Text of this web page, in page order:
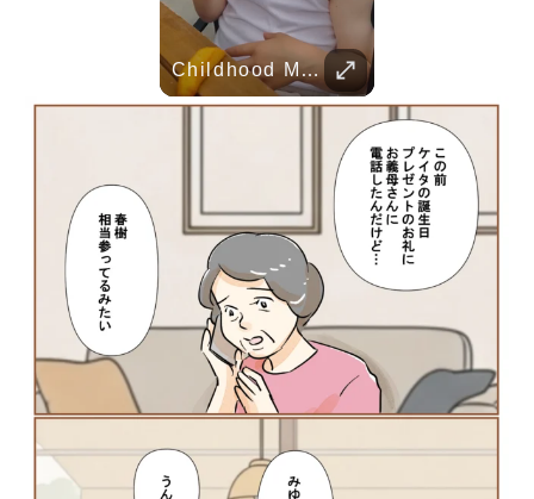
Childhood Memories